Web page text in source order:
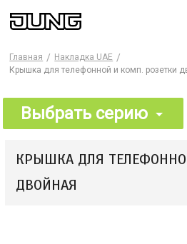
Главная
Накладка UAE
Крышка для телефонной и комп. розетки
Выбрать серию
КРЫШКА ДЛЯ
ДВОЙНАЯ